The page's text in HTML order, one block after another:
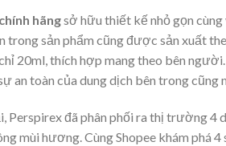
hãngsở hữu thiết kế nhỏ gọn
trong sản phẩm cũng được sản xuất
20ml, thích hợp mang theo bên
an toàn của dung dịch bên trong cũng
đã phân phối ra thị trường 4
mùi hương. Cùng Shopee khám phá